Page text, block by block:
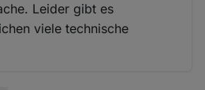
Leider gibt es
viele technische